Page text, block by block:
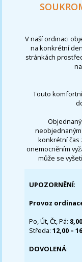
V naší ordinaci
na konkrétní
stránkách
Touto
konkrétní čas
onemocněním
může se
UPOZORNĚNÍ:
Provoz
Po, Út, Čt, Pá:
Středa:12,00 –
DOVOLENÁ: